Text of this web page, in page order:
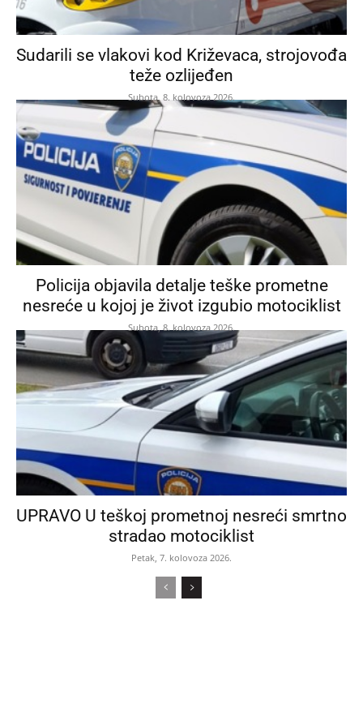
Sudarili se vlakovi kod Križevaca, strojovođa
teže ozlijeđen
Subota, 8. kolovoza 2026.
Policija objavila detalje teške prometne
nesreće u kojoj je život izgubio motociklist
Subota, 8. kolovoza 2026.
UPRAVO U teškoj prometnoj nesreći smrtno
stradao motociklist
Petak, 7. kolovoza 2026.